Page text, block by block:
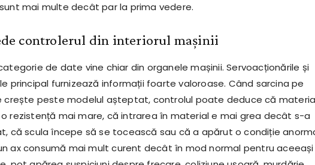
mai multe decât par la prima vedere.
controlerul din interiorul mașinii
de date vine chiar din organele mașinii. Servoacționările și
principal furnizează informații foarte valoroase. Când sarcina pe
crește peste modelul așteptat, controlul poate deduce că
rezistență mai mare, că intrarea în material e mai grea decât s-a
că scula începe să se tocească sau că a apărut o condiție
ax consumă mai mult curent decât în mod normal pentru aceeași